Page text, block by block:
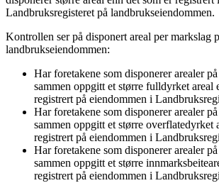
Landbruksregisteret på landbrukseiendommen.
Kontrollen ser på disponert areal per markslag
landbrukseiendommen:
Har foretakene som disponerer arealer
sammen oppgitt et større fulldyrket areal
registrert på eiendommen i
Har foretakene som disponerer arealer
sammen oppgitt et større overflatedyrket
registrert på eiendommen i
Har foretakene som disponerer arealer
sammen oppgitt et større
registrert på eiendommen i